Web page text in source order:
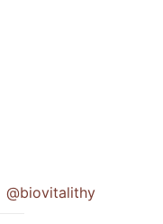
@biovitalithy